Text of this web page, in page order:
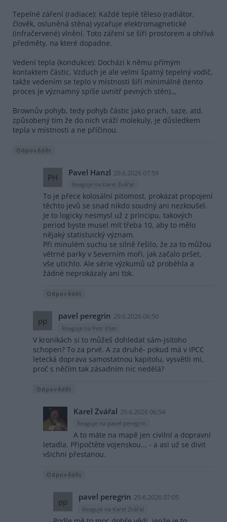
Tepelné záření (radiace): Každé teplé těleso (radiátor,
člověk, osluněná stěna) vyzařuje elektromagnetické
(infračervené) vlnění. Toto záření se šíří prostorem a ohřívá
předměty, na které dopadne.
Vedení tepla (kondukce): Dochází k němu přímým
kontaktem částic. Vzduch je ale velmi špatný tepelný vodič,
takže vedením se teplo v místnosti šíří minimálně (tento
proces je významný spíše uvnitř pevných stěn).,,
Brownův pohyb, tedy pohyb částic jako prach, saze, atd.
způsobený tím že do nich vráží molekuly, je důsledkem
tepla v místnosti a ne příčinou.
Odpovědět
PH Pavel Hanzl 29.6.2026 07:59
Reaguje na Karel Zvářal
To je přece kolosální pitomost, prokázat propojení
těchto jevů se snad nikdo soudný ani nezkoušel.
Je to logicky nesmysl už z principu, takových
period byste musel mít třeba 10, aby to mělo
nějaký statistuický význam.
Při minulém suchu se silně řešilo, že za to můžou
větrné parky v Severním moři, jak začalo pršet,
vše utichlo. Ale série výzkumů už proběhla a
žádné neprokázaly ani ťok.
Odpovědět
pp pavel peregrin 29.6.2026 06:50
Reaguje na Petr Elias
V kronikách si to můžeš dohledat sám-jsitoho
schopen? To za prvé. A za druhé- pokud má v IPCC
letecká doprava samostatnou kapitolu, vysvětli mi,
proč s něčím tak zásadním nic nedělá?
Odpovědět
Karel Zvářal 29.6.2026 06:54
Reaguje na pavel peregrin
A to máte na mapě jen civilní a dopravní
letadla. Připočtěte vojenskou... - a asi už se divit
všichni přestanou.
Odpovědět
pp pavel peregrin 29.6.2026 07:05
Reaguje na Karel Zvářal